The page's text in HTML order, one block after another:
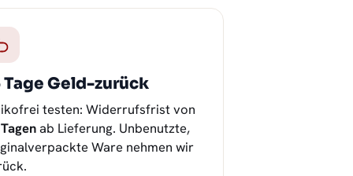
Tage Geld-zurück
testen: Widerrufsfrist von
ab Lieferung. Unbenutzte,
Ware nehmen wir